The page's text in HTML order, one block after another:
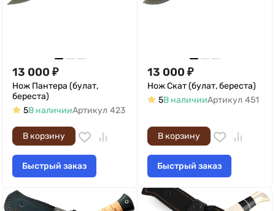
13 000 ₽
Нож Пантера (булат,
береста)
5В наличииАртикул 423
В корзину
Быстрый заказ
13 000 ₽
Нож Скат (булат, береста)
5В наличииАртикул 451
В корзину
Быстрый заказ